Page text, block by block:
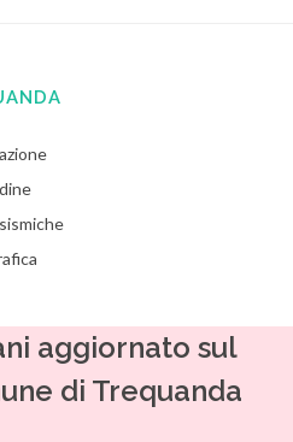
aggiornato sul
di Trequanda